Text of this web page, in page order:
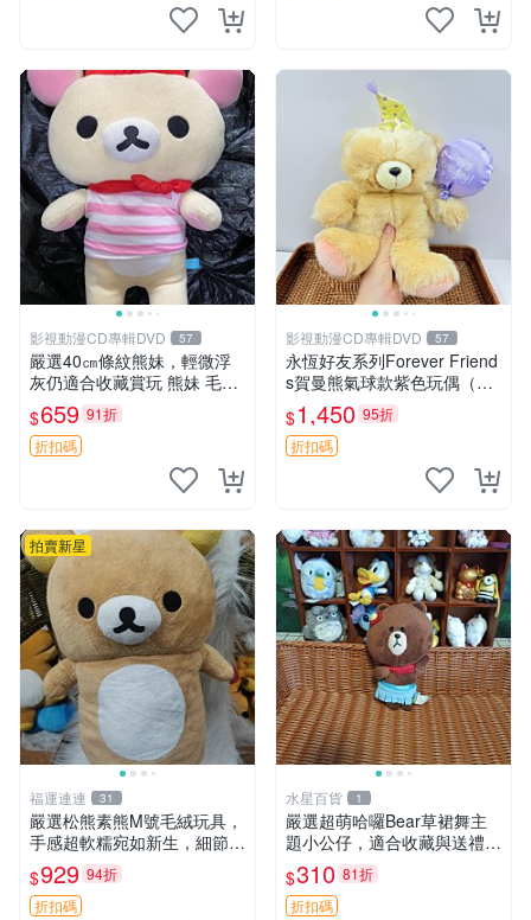
影視動漫CD專輯DVD 57
嚴選40㎝條紋熊妹，輕微浮
灰仍適合收藏賞玩 熊妹 毛絨
玩具 浮雕熊
$659 91折
折扣碼
影視動漫CD專輯DVD 57
永恆好友系列Forever Friend
s賀曼熊氣球款紫色玩偶（鼻
子稍有磨損） 中古玩具 氣球
熊 玩偶
$1,450 95折
折扣碼
拍賣新星
福運連連 31
嚴選松熊素熊M號毛絨玩具，
手感超軟糯宛如新生，細節精
緻完美無瑕，推薦送禮或珍
藏，中古狀態保養得宜。 松
熊 素熊 毛絨doll
$929 94折
折扣碼
水星百貨 1
嚴選超萌哈囉Bear草裙舞主
題小公仔，適合收藏與送禮 1
00 克 哈囉Bear 草裙舞
$310 81折
折扣碼